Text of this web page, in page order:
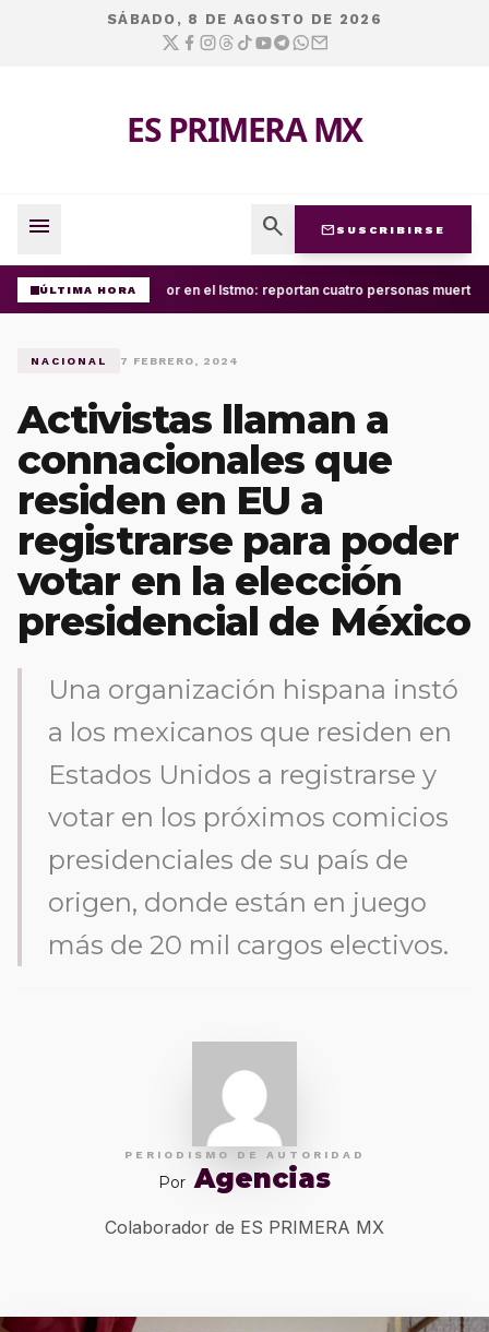
SÁBADO, 8 DE AGOSTO DE 2026
ES PRIMERA MX
menu search mail SUSCRIBIRSE
ÚLTIMA HORATerror en el Istmo: reportan cuatro personas muertas
NACIONAL 7 FEBRERO, 2024
Activistas llaman a
connacionales que
residen en EU a
registrarse para poder
votar en la elección
presidencial de México
Una organización hispana instó
a los mexicanos que residen en
Estados Unidos a registrarse y
votar en los próximos comicios
presidenciales de su país de
origen, donde están en juego
más de 20 mil cargos electivos.
PERIODISMO DE AUTORIDAD
Por Agencias
Colaborador de ES PRIMERA MX